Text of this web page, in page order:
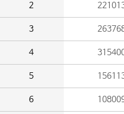
2
3
4
5
6